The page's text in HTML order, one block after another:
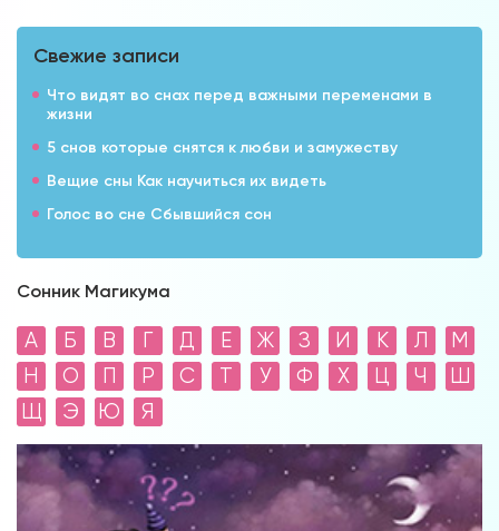
Свежие записи
Что видят во снах перед важными переменами в
жизни
5 снов которые снятся к любви и замужеству
Вещие сны Как научиться их видеть
Голос во сне Сбывшийся сон
Сонник Магикума
А Б В Г Д Е Ж З И К Л
М
Н
О П Р С Т У Ф Х Ц Ч
Ш
Щ
Э Ю Я